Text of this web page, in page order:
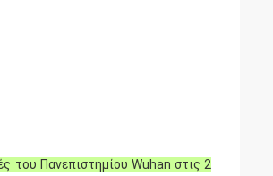
του Πανεπιστημίου Wuhan στις 2